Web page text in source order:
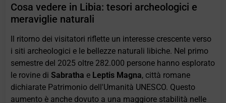
Cosa vedere in Libia: tesori archeologici e
meraviglie naturali
Il ritorno dei visitatori riflette un interesse crescente verso
i siti archeologici e le bellezze naturali libiche. Nel primo
semestre del 2025 oltre 282.000 persone hanno esplorato
le rovine diSabratha e Leptis Magna, città romane
dichiarate Patrimonio dell'Umanità UNESCO. Questo
aumento è anche dovuto a una maggiore stabilità nelle